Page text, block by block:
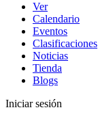
Ver
Calendario
Eventos
Clasificaciones
Noticias
Tienda
Blogs
Iniciar sesión